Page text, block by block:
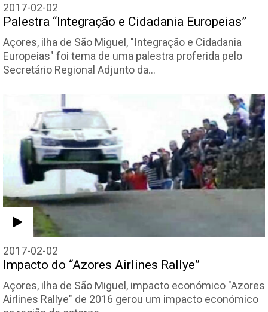
2017-02-02
Palestra “Integração e Cidadania Europeias”
Açores, ilha de São Miguel, "Integração e Cidadania
Europeias" foi tema de uma palestra proferida pelo
Secretário Regional Adjunto da…
2017-02-02
Impacto do “Azores Airlines Rallye”
Açores, ilha de São Miguel, impacto económico "Azores
Airlines Rallye" de 2016 gerou um impacto económico